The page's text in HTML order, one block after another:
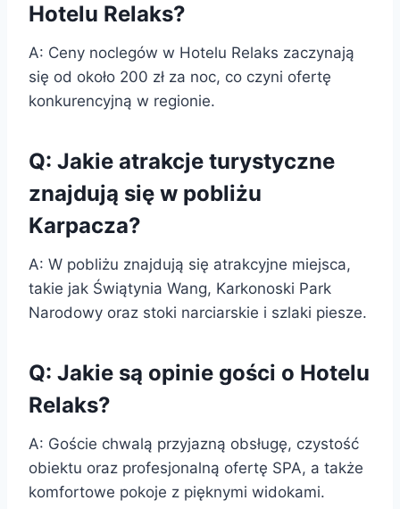
Hotelu Relaks?
A: Ceny noclegów w Hotelu Relaks zaczynają
się od około 200 zł za noc, co czyni ofertę
konkurencyjną w regionie.
Q: Jakie atrakcje turystyczne
znajdują się w pobliżu
Karpacza?
A: W pobliżu znajdują się atrakcyjne miejsca,
takie jak Świątynia Wang, Karkonoski Park
Narodowy oraz stoki narciarskie i szlaki piesze.
Q: Jakie są opinie gości o Hotelu
Relaks?
A: Goście chwalą przyjazną obsługę, czystość
obiektu oraz profesjonalną ofertę SPA, a także
komfortowe pokoje z pięknymi widokami.